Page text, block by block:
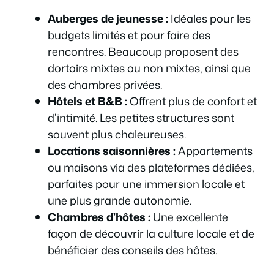
Auberges de jeunesse :Idéales pour les
budgets limités et pour faire des
rencontres. Beaucoup proposent des
dortoirs mixtes ou non mixtes, ainsi que
des chambres privées.
Hôtels et B&B :Offrent plus de confort et
d’intimité. Les petites structures sont
souvent plus chaleureuses.
Locations saisonnières :Appartements
ou maisons via des plateformes dédiées,
parfaites pour une immersion locale et
une plus grande autonomie.
Chambres d’hôtes :Une excellente
façon de découvrir la culture locale et de
bénéficier des conseils des hôtes.